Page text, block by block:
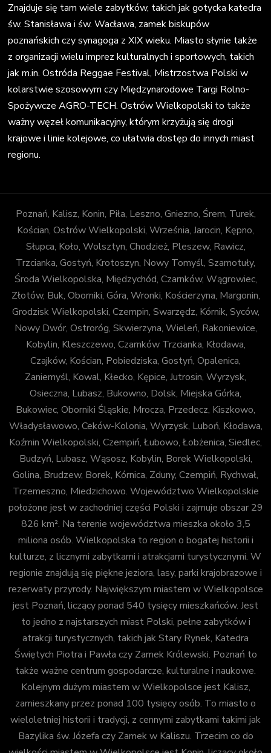
Znajduje się tam wiele zabytków, takich jak gotycka katedra
św. Stanisława i św. Wacława, zamek biskupów
poznańskich czy synagoga z XIX wieku. Miasto słynie także
z organizacji wielu imprez kulturalnych i sportowych, takich
jak m.in. Ostróda Reggae Festival, Mistrzostwa Polski w
kolarstwie szosowym czy Międzynarodowe Targi Rolno-
Spożywcze AGRO-TECH. Ostrów Wielkopolski to także
ważny węzeł komunikacyjny, którym krzyżują się drogi
krajowe i linie kolejowe, co ułatwia dostęp do innych miast
regionu.
Poznań, Kalisz, Konin, Piła, Leszno, Gniezno, Śrem, Turek,
Kościan, Ostrów Wielkopolski, Września, Jarocin, Kępno,
Słupca, Koło, Wolsztyn, Chodzież, Pleszew, Rawicz,
Trzcianka, Gostyń, Krotoszyn, Nowy Tomyśl, Szamotuły,
Środa Wielkopolska, Międzychód, Czarnków, Wągrowiec,
Złotów, Buk, Oborniki, Góra, Wronki, Kościerzyna, Margonin,
Grodzisk Wielkopolski, Czempin, Swarzędz, Kórnik, Syców,
Nowy Dwór, Ostroróg, Skwierzyna, Wieleń, Rakoniewice,
Kobylin, Kleszczewo, Czarnków Trzcianka, Kłodawa,
Czajków, Kościan, Pobiedziska, Gostyń, Opalenica,
Zaniemyśl, Kowal, Kłecko, Kępice, Jutrosin, Wyrzysk,
Osieczna, Lubasz, Bukowno, Dolsk, Miejska Górka,
Bukowiec, Oborniki Śląskie, Mrocza, Przedecz, Kiszkowo,
Władysławowo, Ceków-Kolonia, Wyrzysk, Luboń, Kłodawa,
Koźmin Wielkopolski, Czempiń, Łubowo, Łobżenica, Siedlec,
Budzyń, Lubasz, Wąsosz, Kobylin, Borek Wielkopolski,
Golina, Brudzew, Borek, Kórnica, Zduny, Czempiń, Rychwał,
Trzemeszno, Miedzichowo. Województwo Wielkopolskie
położone jest w zachodniej części Polski i zajmuje obszar 29
826 km². Na terenie województwa mieszka około 3,5
miliona osób. Wielkopolska to region o bogatej historii i
kulturze, z licznymi zabytkami i atrakcjami turystycznymi. W
regionie znajdują się piękne jeziora, lasy, parki krajobrazowe i
rezerwaty przyrody. Największym miastem w Wielkopolsce
jest Poznań, liczący ponad 540 tysięcy mieszkańców. Jest
to jedno z najstarszych miast Polski, pełne zabytków i
atrakcji turystycznych, takich jak Stary Rynek, Katedra
Świętych Piotra i Pawła czy Zamek Królewski. Poznań to
także ważne centrum gospodarcze, kulturalne i naukowe.
Kolejnym dużym miastem w Wielkopolsce jest Kalisz,
zamieszkany przez ponad 100 tysięcy osób. To miasto o
wieloletniej historii i tradycji, z cennymi zabytkami takimi jak
Bazylika św. Józefa czy Zamek w Kaliszu. Trzecim co do